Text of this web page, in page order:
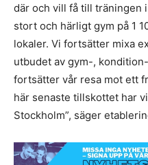
där och vill få till träningen
stort och härligt gym på 1
lokaler. Vi fortsätter mixa
utbudet av gym-,
fortsätter vår resa mot ett
här senaste tillskottet har
Stockholm”, säger